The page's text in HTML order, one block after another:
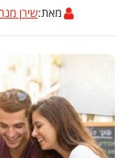
מאת:שירן